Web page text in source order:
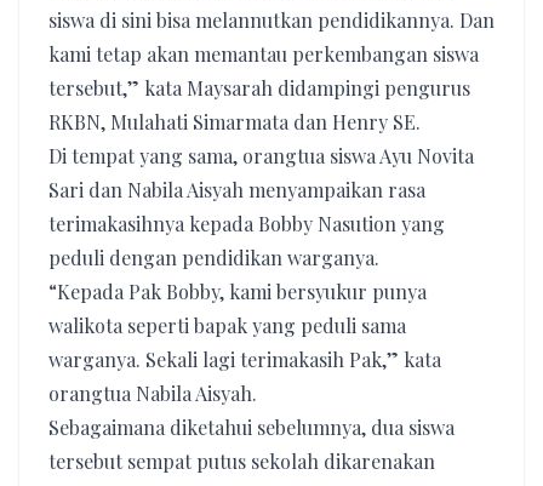
siswa di sini bisa melannutkan pendidikannya. Dan
kami tetap akan memantau perkembangan siswa
tersebut,” kata Maysarah didampingi pengurus
RKBN, Mulahati Simarmata dan Henry SE.
Di tempat yang sama, orangtua siswa Ayu Novita
Sari dan Nabila Aisyah menyampaikan rasa
terimakasihnya kepada Bobby Nasution yang
peduli dengan pendidikan warganya.
“Kepada Pak Bobby, kami bersyukur punya
walikota seperti bapak yang peduli sama
warganya. Sekali lagi terimakasih Pak,” kata
orangtua Nabila Aisyah.
Sebagaimana diketahui sebelumnya, dua siswa
tersebut sempat putus sekolah dikarenakan